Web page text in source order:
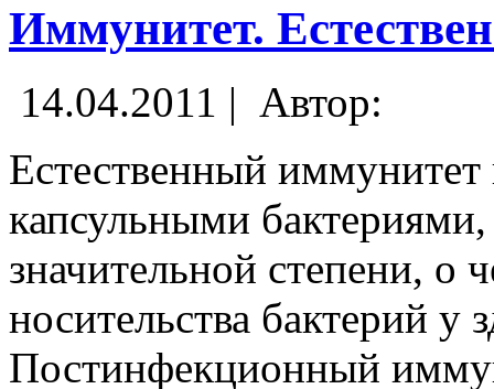
Иммунитет.
14.04.2011 | Автор:
Естественный
капсульными
значительной степени, о
носительства бактерий у
Постинфекционный